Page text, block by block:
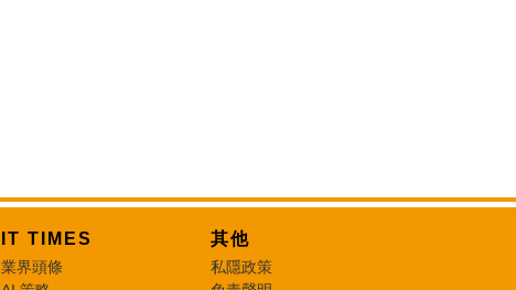
IT TIMES
業界頭條
其他
私隱政策